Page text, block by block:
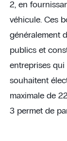
2, en
véhicule. Ces
généralement
publics et
entreprises
souhaitent
maximale de
3 permet de